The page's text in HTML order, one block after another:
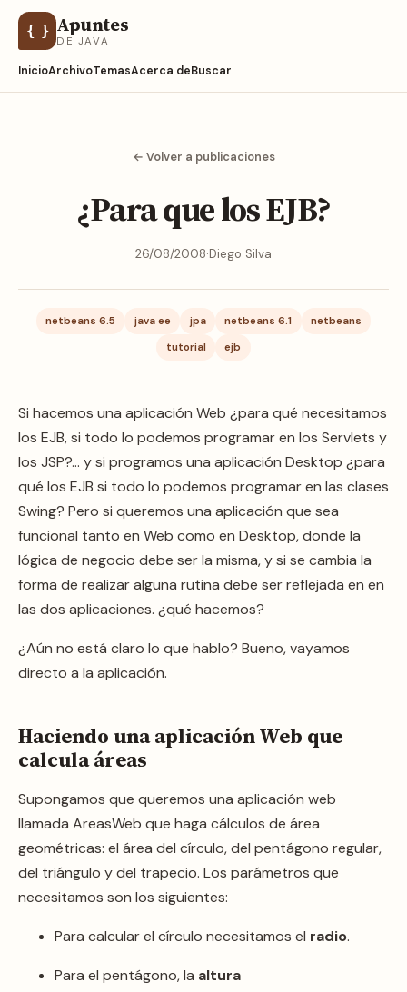
{ } Apuntes
DE JAVA
InicioArchivoTemasAcerca deBuscar
← Volver a publicaciones
¿Para que los EJB?
26/08/2008·Diego Silva
netbeans 6.5 java ee jpa netbeans 6.1
netbeans
tutorial
ejb
Si hacemos una aplicación Web ¿para qué necesitamos
los EJB, si todo lo podemos programar en los Servlets y
los JSP?… y si programos una aplicación Desktop ¿para
qué los EJB si todo lo podemos programar en las clases
Swing? Pero si queremos una aplicación que sea
funcional tanto en Web como en Desktop, donde la
lógica de negocio debe ser la misma, y si se cambia la
forma de realizar alguna rutina debe ser reflejada en en
las dos aplicaciones. ¿qué hacemos?
¿Aún no está claro lo que hablo? Bueno, vayamos
directo a la aplicación.
Haciendo una aplicación Web que
calcula áreas
Supongamos que queremos una aplicación web
llamada AreasWeb que haga cálculos de área
geométricas: el área del círculo, del pentágono regular,
del triángulo y del trapecio. Los parámetros que
necesitamos son los siguientes:
Para calcular el círculo necesitamos el radio.
Para el pentágono, la altura